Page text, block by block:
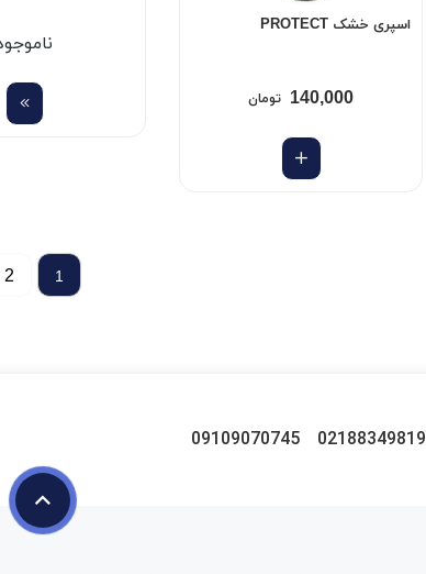
اسپری خشک PROTECT
140,000 تومان
1
2
02188349819
09109070745